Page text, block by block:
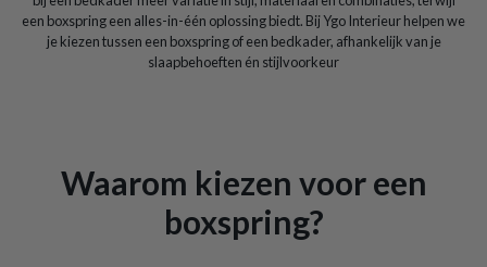
een boxspring een alles-in-één oplossing biedt. Bij Ygo Interieur helpen we
je kiezen tussen een boxspring of een bedkader, afhankelijk van je
slaapbehoeften én stijlvoorkeur
Waarom kiezen voor een
boxspring?